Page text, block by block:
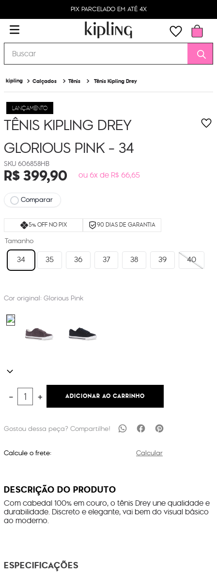
PIX PARCELADO EM ATÉ 4X
Buscar
Calçados Tênis Tênis Kipling Drey
LANÇAMENTO
TÊNIS KIPLING DREY
GLORIOUS PINK - 34
606858HB
R$399,90 ou 6x de R$ 66,65
Comparar
5% OFF NO PIX 90 DIAS DE GARANTIA
Tamanho
34 35 36 37 38 39 40
Cor original: Glorious Pink
＋
－ ADICIONAR AO CARRINHO
Calcule o frete: Calcular
DESCRIÇÃO DO PRODUTO
Com cabedal 100% em couro, o tênis Drey une qualidade e
durabilidade. Discreto e elegante, vai bem do visual básico
ao moderno.
ESPECIFICAÇÕES